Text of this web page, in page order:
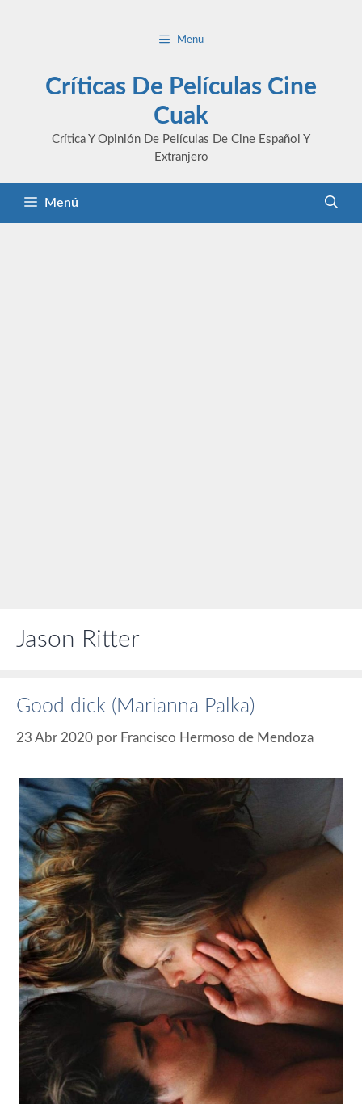
Menu
Críticas De Películas Cine
Cuak
Crítica Y Opinión De Películas De Cine Español Y
Extranjero
Menú
Jason Ritter
Good dick (Marianna Palka)
23 Abr 2020 por Francisco Hermoso de Mendoza